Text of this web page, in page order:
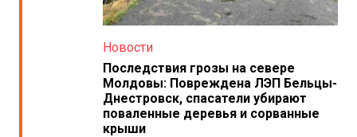
Новости
Последствия грозы на севере
Молдовы: Повреждена ЛЭП Бельцы-
Днестровск, спасатели убирают
поваленные деревья и сорванные
крыши